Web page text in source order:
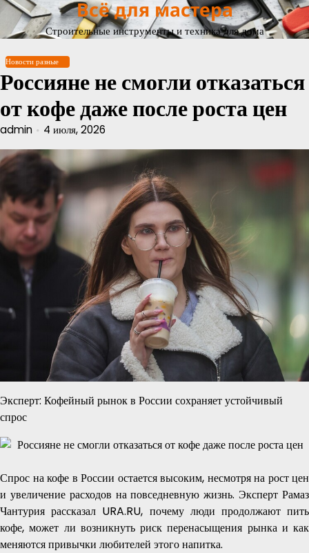
Перейти
содержимому
Всё для мастера
Строительные инструменты и техника для дома
Новости разные
Россияне не смогли отказаться
от кофе даже после роста цен
admin 4 июля, 2026
Эксперт: Кофейный рынок в России сохраняет устойчивый
спрос
Спрос на кофе в России остается высоким, несмотря на рост цен
и увеличение расходов на повседневную жизнь. Эксперт Рамаз
Чантурия рассказал URA.RU, почему люди продолжают пить
кофе, может ли возникнуть риск перенасыщения рынка и как
меняются привычки любителей этого напитка.